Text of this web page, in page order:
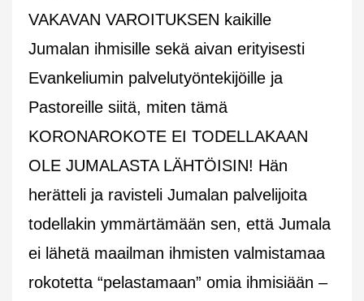
VAKAVAN VAROITUKSEN kaikille
Jumalan ihmisille sekä aivan erityisesti
Evankeliumin palvelutyöntekijöille ja
Pastoreille siitä, miten tämä
KORONAROKOTE EI TODELLAKAAN
OLE JUMALASTA LÄHTÖISIN! Hän
herätteli ja ravisteli Jumalan palvelijoita
todellakin ymmärtämään sen, että Jumala
ei lähetä maailman ihmisten valmistamaa
rokotetta “pelastamaan” omia ihmisiään –